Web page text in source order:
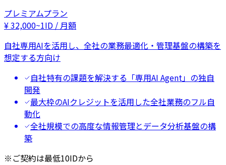
プレミアムプラン
¥32,000~1ID / 月額
自社専用AIを活用し、全社の業務最適化・管理基盤の構築を
想定する方向け
自社特有の課題を解決する「専用AI Agent」の独自
開発
最大枠のAIクレジットを活用した全社業務のフル自
動化
全社規模での高度な情報管理とデータ分析基盤の構
築
※ご契約は最低10IDから